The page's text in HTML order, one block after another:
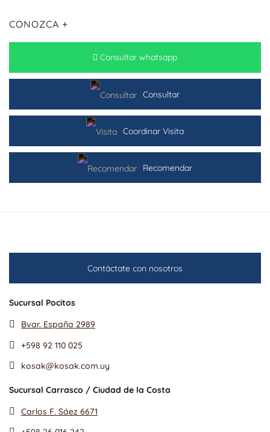
CONOZCA +
Consultar whatsapp
Consultar
Coordinar Visita
Recomendar
Contáctate con nosotros
Sucursal Pocitos
Bvar. España 2989
+598 92 110 025
kosak@kosak.com.uy
Sucursal Carrasco / Ciudad de la Costa
Carlos F. Sáez 6671